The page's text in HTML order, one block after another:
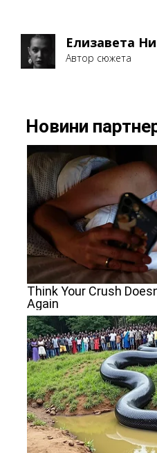
Елизавета
Автор сюжета